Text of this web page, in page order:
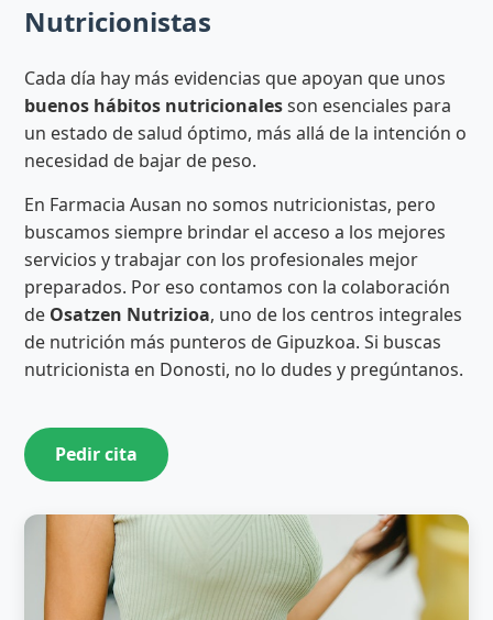
Nutricionistas
Cada día hay más evidencias que apoyan que unos
buenos hábitos nutricionalesson esenciales para
un estado de salud óptimo, más allá de la intención o
necesidad de bajar de peso.
En Farmacia Ausan no somos nutricionistas, pero
buscamos siempre brindar el acceso a los mejores
servicios y trabajar con los profesionales mejor
preparados. Por eso contamos con la colaboración
de Osatzen Nutrizioa, uno de los centros integrales
de nutrición más punteros de Gipuzkoa. Si buscas
nutricionista en Donosti, no lo dudes y pregúntanos.
Pedir cita